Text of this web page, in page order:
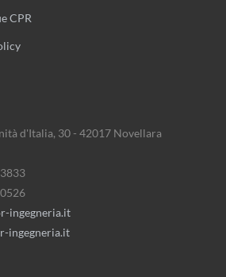
CPR
d'Italia, 30 - 42017 Novellara
ingegneria.it
ingegneria.it